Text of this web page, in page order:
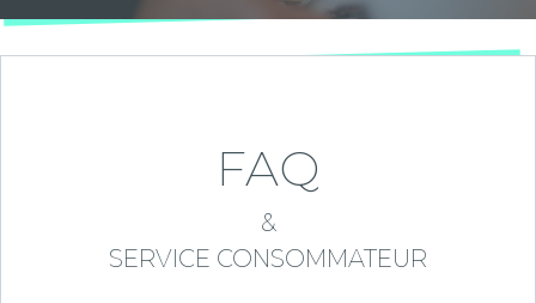
FAQ
&
SERVICE CONSOMMATEUR